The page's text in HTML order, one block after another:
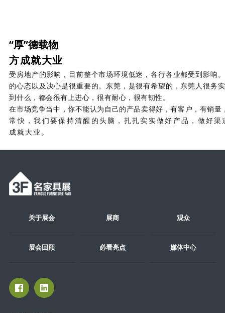
“厚”德载物
方成就大业
受房地产的影响，目前整个市场环境低迷，各行各业都受到影响
的心态以及决心是很重要的。东莞，是很有希望的，东莞人很务
到什么，都会很有上进心，很有耐心，很有韧性。
在市场竞争当中，你不能认为自己的产品卖得好，有客户，有销量
常快，我们要保持清醒的头脑，扎扎实实做好产品，做好
成就大业。
关于展会 展商 观众
展会回顾 必看亮点 媒体中心